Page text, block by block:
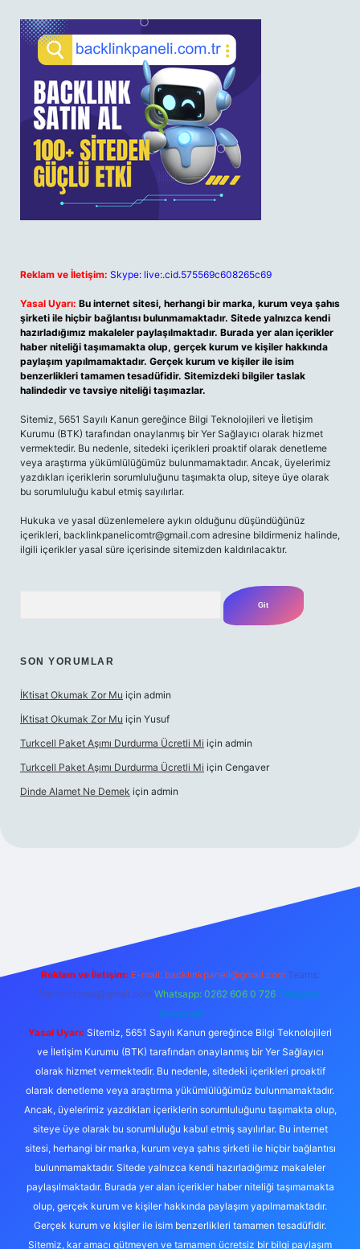
Reklam ve İletişim: Skype: live:.cid.575569c608265c69
Yasal Uyarı: Bu internet sitesi, herhangi bir marka, kurum veya şahıs
şirketi ile hiçbir bağlantısı bulunmamaktadır. Sitede yalnızca kendi
hazırladığımız makaleler paylaşılmaktadır. Burada yer alan içerikler
haber niteliği taşımamakta olup, gerçek kurum ve kişiler hakkında
paylaşım yapılmamaktadır. Gerçek kurum ve kişiler ile isim
benzerlikleri tamamen tesadüfidir. Sitemizdeki bilgiler taslak
halindedir ve tavsiye niteliği taşımazlar.
Sitemiz, 5651 Sayılı Kanun gereğince Bilgi Teknolojileri ve İletişim
Kurumu (BTK) tarafından onaylanmış bir Yer Sağlayıcı olarak hizmet
vermektedir. Bu nedenle, sitedeki içerikleri proaktif olarak denetleme
veya araştırma yükümlülüğümüz bulunmamaktadır. Ancak, üyelerimiz
yazdıkları içeriklerin sorumluluğunu taşımakta olup, siteye üye olarak
bu sorumluluğu kabul etmiş sayılırlar.
Hukuka ve yasal düzenlemelere aykırı olduğunu düşündüğünüz
içerikleri, backlinkpanelicomtr@gmail.com adresine bildirmeniz halinde,
ilgili içerikler yasal süre içerisinde sitemizden kaldırılacaktır.
SON YORUMLAR
İKtisat Okumak Zor Mu için admin
İKtisat Okumak Zor Mu için Yusuf
Turkcell Paket Aşımı Durdurma Ücretli Mi için admin
Turkcell Paket Aşımı Durdurma Ücretli Mi için Cengaver
Dinde Alamet Ne Demek için admin
Reklam ve İletişim: E-mail: backlinkpaneli@gmail.com Teams:
forumhizmeti@gmail.com Whatsapp: 0262 606 0 726 Telegram:
@karabul
Yasal Uyarı: Sitemiz, 5651 Sayılı Kanun gereğince Bilgi Teknolojileri
ve İletişim Kurumu (BTK) tarafından onaylanmış bir Yer Sağlayıcı
olarak hizmet vermektedir. Bu nedenle, sitedeki içerikleri proaktif
olarak denetleme veya araştırma yükümlülüğümüz bulunmamaktadır.
Ancak, üyelerimiz yazdıkları içeriklerin sorumluluğunu taşımakta olup,
siteye üye olarak bu sorumluluğu kabul etmiş sayılırlar. Bu internet
sitesi, herhangi bir marka, kurum veya şahıs şirketi ile hiçbir bağlantısı
bulunmamaktadır. Sitede yalnızca kendi hazırladığımız makaleler
paylaşılmaktadır. Burada yer alan içerikler haber niteliği taşımamakta
olup, gerçek kurum ve kişiler hakkında paylaşım yapılmamaktadır.
Gerçek kurum ve kişiler ile isim benzerlikleri tamamen tesadüfidir.
Sitemiz, kar amacı gütmeyen ve tamamen ücretsiz bir bilgi paylaşım